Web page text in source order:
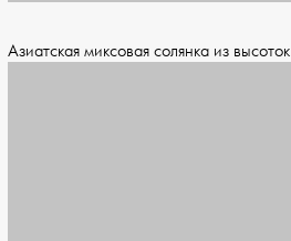
Азиатская миксовая солянка из высоток